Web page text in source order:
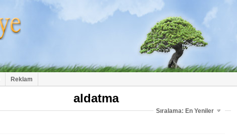
Reklam
aldatma
Sıralama: En Yeniler